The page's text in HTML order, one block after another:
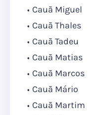
Cauã Miguel
Cauã Thales
Cauã Tadeu
Cauã Matias
Cauã Marcos
Cauã Mário
Cauã Martim